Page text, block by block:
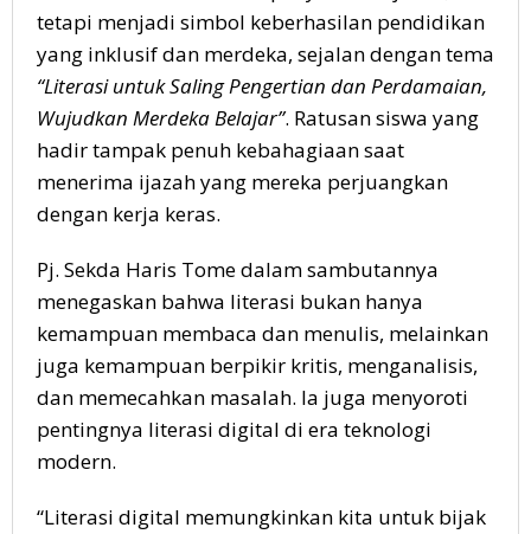
tetapi menjadi simbol keberhasilan pendidikan
yang inklusif dan merdeka, sejalan dengan tema
“Literasi untuk Saling Pengertian dan Perdamaian,
Wujudkan Merdeka Belajar”. Ratusan siswa yang
hadir tampak penuh kebahagiaan saat
menerima ijazah yang mereka perjuangkan
dengan kerja keras.
Pj. Sekda Haris Tome dalam sambutannya
menegaskan bahwa literasi bukan hanya
kemampuan membaca dan menulis, melainkan
juga kemampuan berpikir kritis, menganalisis,
dan memecahkan masalah. Ia juga menyoroti
pentingnya literasi digital di era teknologi
modern.
“Literasi digital memungkinkan kita untuk bijak